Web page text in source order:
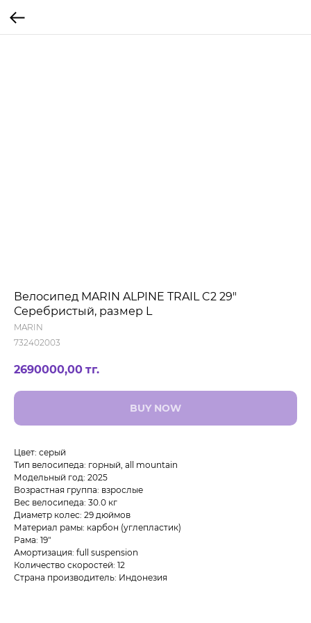
Велосипед MARIN ALPINE TRAIL C2 29"
Серебристый, размер L
MARIN
732402003
2690000,00 тг.
BUY NOW
Цвет: серый
Тип велосипеда: горный, all mountain
Модельный год: 2025
Возрастная группа: взрослые
Вес велосипеда: 30.0 кг
Диаметр колес: 29 дюймов
Материал рамы: карбон (углепластик)
Рама: 19"
Амортизация: full suspension
Количество скоростей: 12
Страна производитель: Индонезия